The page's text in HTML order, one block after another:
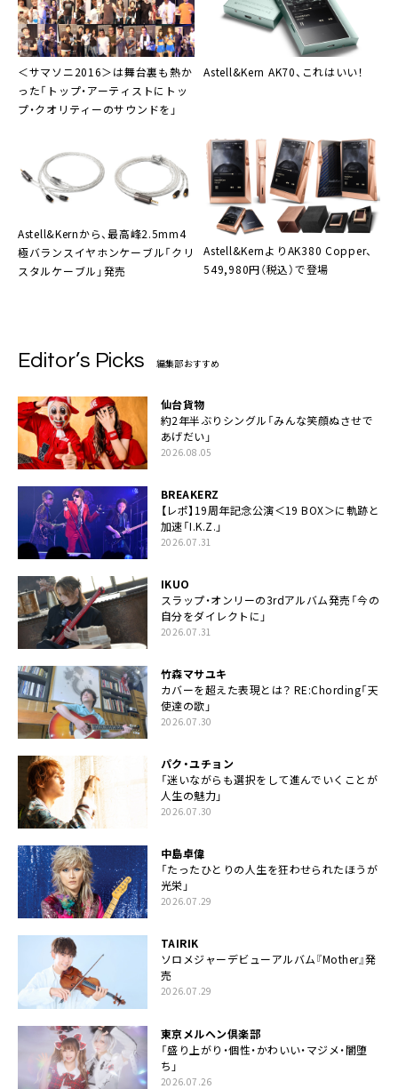
＜サマソニ2016＞は舞台裏も熱か
った「トップ・アーティストにトッ
プ・クオリティーのサウンドを」
Astell&Kern AK70、これはいい！
Astell&Kernから、最高峰2.5mm4
極バランスイヤホンケーブル「クリ
スタルケーブル 」発売
Astell&KernよりAK380 Copper、
549,980円（税込）で登場
Editor’s Picks 編集部おすすめ
仙台貨物
約2年半ぶりシングル「みんな笑顔ぬさせで
あげだい」
2026.08.05
BREAKERZ
【レポ】19周年記念公演＜19 BOX＞に軌跡と
加速「I.K.Z.」
2026.07.31
IKUO
スラップ・オンリーの3rdアルバム発売「今の
自分をダイレクトに」
2026.07.31
竹森マサユキ
カバーを超えた表現とは？ RE:Chording「天
使達の歌」
2026.07.30
パク・ユチョン
「迷いながらも選択をして進んでいくことが
人生の魅力」
2026.07.30
中島卓偉
「たったひとりの人生を狂わせられたほうが
光栄」
2026.07.29
TAIRIK
ソロメジャーデビューアルバム『Mother』発
売
2026.07.29
東京メルヘン倶楽部
「盛り上がり・個性・かわいい・マジメ・闇堕
ち」
2026.07.26